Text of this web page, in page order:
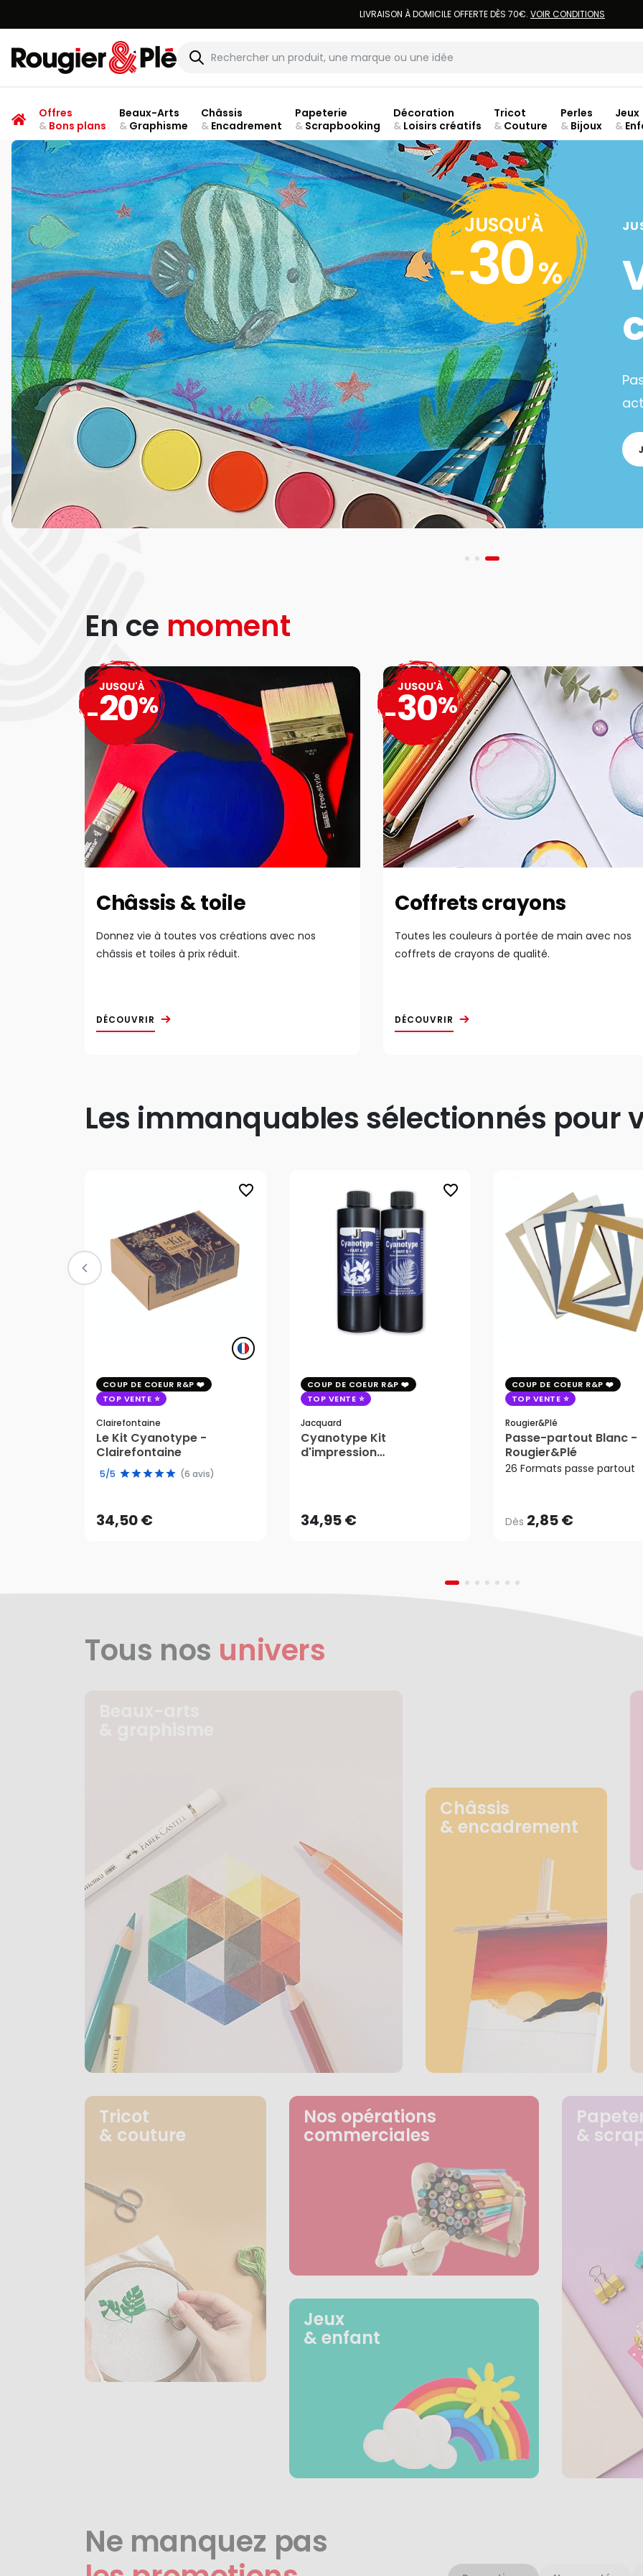
LIVRAISON À DOMICILE OFFERTE DÈS 70€. VOIR CONDITIONS
Rougier & Plé
Offres
&Bons plans
Beaux-Arts
&Graphisme
Châssis
&Encadrement
Papeterie
&Scrapbooking
Décoration
&Loisirs créatifs
Tricot
& Couture
Perles
& Bijoux
Jeux
&
JUSQU'À
-30%
En ce moment
Châssis & toile
Donnez vie à toutes vos créations avec nos
châssis et toiles à prix réduit.
DÉCOUVRIR
JUSQU'À
-20%
Coffrets crayons
Toutes les couleurs à portée de main avec nos
coffrets de crayons de qualité.
DÉCOUVRIR
JUSQU'À
-30%
Les immanquables sélectionnés pour
favorite_border
COUP DE COEUR R&P
TOP VENTE
Clairefontaine
Le Kit Cyanotype -
Clairefontaine
5/5 (6 avis)
34,50 €
34,50 €
AJOUTER AU PANIER
favorite_border
COUP DE COEUR R&P
TOP VENTE
Jacquard
Cyanotype Kit
d'impression
34,95 €AJOUTER AU PANIER
COUP DE COEUR R&P
TOP VENTE
Rougier&plé
Passe-partout Blanc -
Rougier&Plé
26 Formats passe partout
Dès 2,85 €
Dès2,85 €
Tous nos univers
Châssis
& encadrement
Tricot
& couture
Nos opérations
commerciales
Jeux
& enfant
&
Ne manquez pas